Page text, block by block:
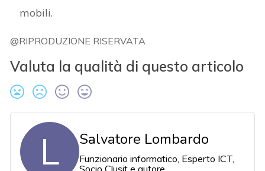
mobili.
@RIPRODUZIONE RISERVATA
Valuta la qualità di questo articolo
L Salvatore Lombardo
Funzionario informatico, Esperto ICT,
Socio Clusit e autore